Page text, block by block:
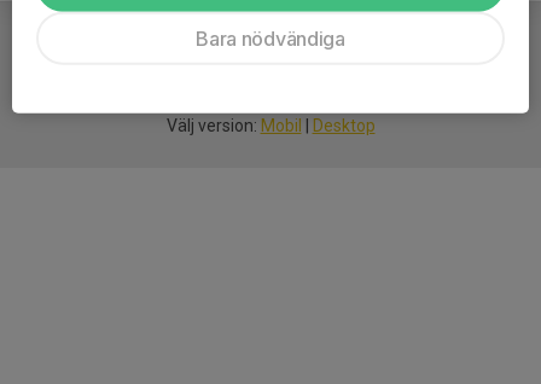
Välj version: Mobil Desktop
Bara nödvändiga